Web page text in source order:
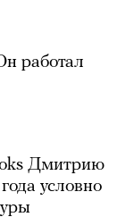
работал
Дмитрию
условно